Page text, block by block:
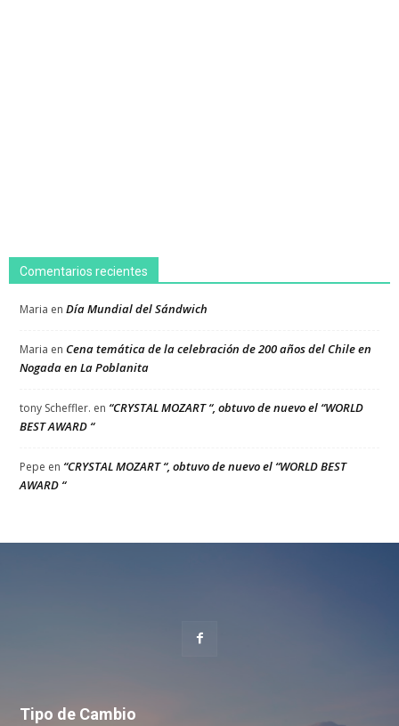
Comentarios recientes
Maria en Día Mundial del Sándwich
Maria en Cena temática de la celebración de 200 años del Chile en
Nogada en La Poblanita
tony Scheffler. en “CRYSTAL MOZART “, obtuvo de nuevo el “WORLD
BEST AWARD “
Pepe en “CRYSTAL MOZART “, obtuvo de nuevo el “WORLD BEST
AWARD “
Tipo de Cambio